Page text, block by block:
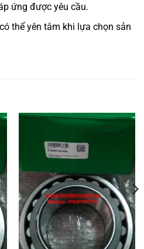
ứng được yêu cầu.
thể yên tâm khi lựa chọn sản